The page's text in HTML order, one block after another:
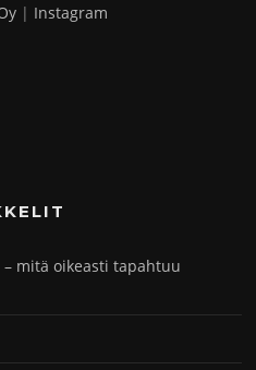
| Instagram
– mitä oikeasti tapahtuu